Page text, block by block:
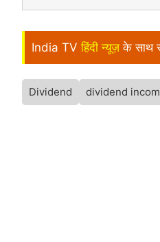
India TV हिंदी न्यूज़ के साथ
Dividend dividend